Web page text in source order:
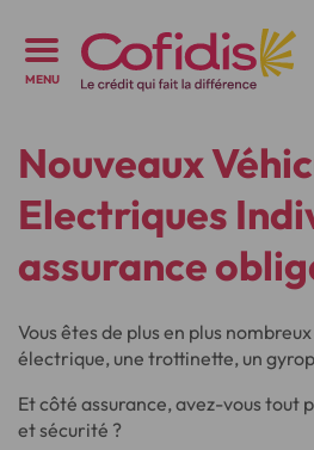
MENU
Nouveaux
Electriques
assurance
Vous êtes de plus en plus
électrique, une trottinette, un
Et côté assurance, avez-vous tout
et sécurité ?